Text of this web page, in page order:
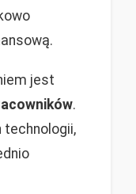
jest
.
technologii,